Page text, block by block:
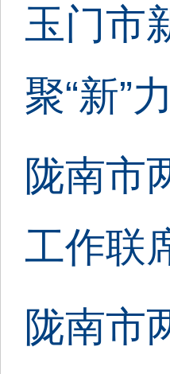
玉门市
聚“新”
陇南市
工作联
陇南市